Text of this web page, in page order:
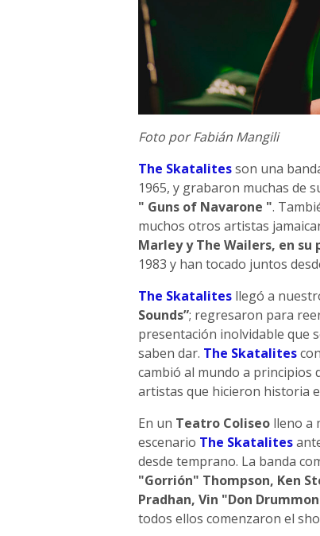
Foto por Fabián Mangili
The Skatalitesson una
1965, y grabaron muchas de
" Guns of Navarone ".
muchos otros artistas
Marley y The Wailers, en
1983 y han tocado juntos
The Skatalitesllegó a
Sounds”; regresaron para
presentación inolvidable que
saben dar. The Skatalites
cambió al mundo a principios
artistas que hicieron historia
En un Teatro Coliseolleno a
escenario The Skatalites
desde temprano. La banda
"Gorrión" Thompson, Ken
Pradhan, Vin "Don
todos ellos comenzaron el